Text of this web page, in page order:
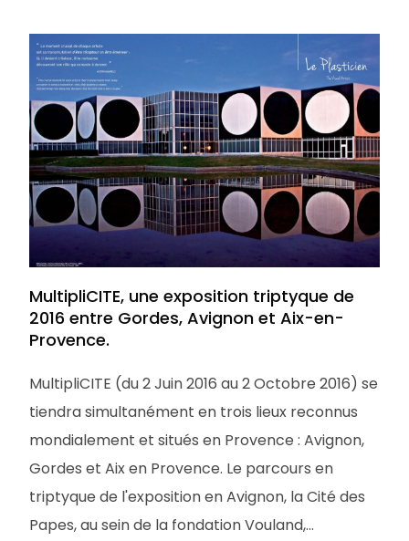
MultipliCITE, une exposition triptyque de
2016 entre Gordes, Avignon et Aix-en-
Provence.
MultipliCITE (du 2 Juin 2016 au 2 Octobre 2016) se
tiendra simultanément en trois lieux reconnus
mondialement et situés en Provence : Avignon,
Gordes et Aix en Provence. Le parcours en
triptyque de l'exposition en Avignon, la Cité des
Papes, au sein de la fondation Vouland,...